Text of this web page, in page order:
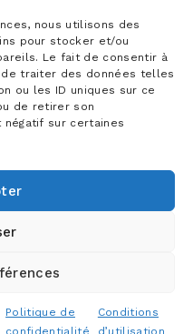
nous utilisons des
pour stocker et/ou
Le fait de consentir à
traiter des données telles
ou les ID uniques sur ce
de retirer son
sur certaines
Politique de
confidentialité
Conditions
d’utilisation
Loi sur la faillite et
l’insolvabilité
Politique de
confidentialité
Politique sur la
personnels
Conditions d’utilisation
réservés
TREIZE